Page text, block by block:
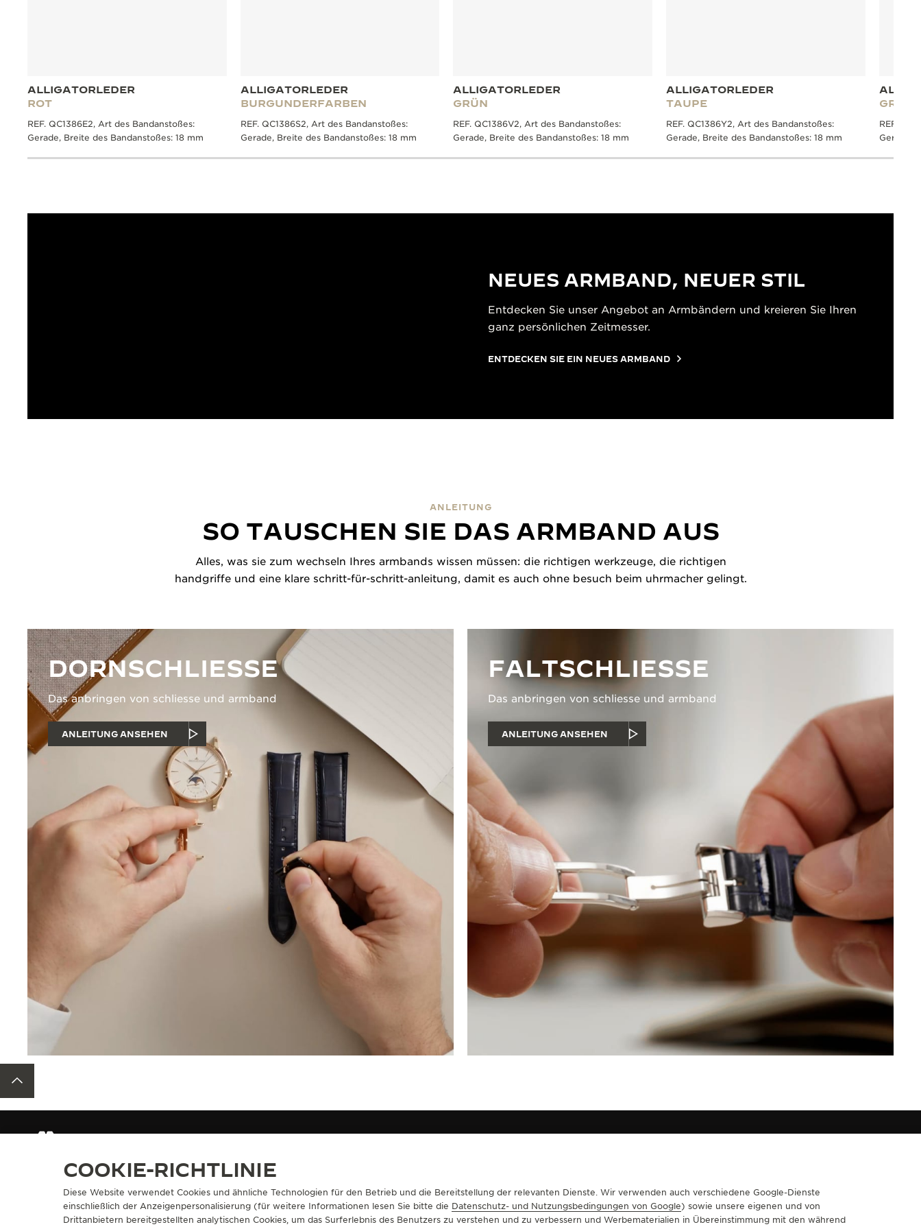
ALLIGATORLEDER
ROT
REF. QC1386E2, Art des Bandanstoßes:
Gerade, Breite des Bandanstoßes: 18 mm
ALLIGATORLEDER
BURGUNDERFARBEN
REF. QC1386S2, Art des Bandanstoßes:
Gerade, Breite des Bandanstoßes: 18 mm
ALLIGATORLEDER
GRÜN
REF. QC1386V2, Art des Bandanstoßes:
Gerade, Breite des Bandanstoßes: 18 mm
ALLIGATORLEDER
TAUPE
REF. QC1386Y2, Art des Bandanstoßes:
Gerade, Breite des Bandanstoßes: 18 mm
GRAU
REF.
Gerade,
NEUES ARMBAND, NEUER STIL
Entdecken Sie unser Angebot an Armbändern und kreieren Sie Ihren
ganz persönlichen Zeitmesser.
ENTDECKEN SIE EIN NEUES ARMBAND
ANLEITUNG
SO TAUSCHEN SIE DAS ARMBAND AUS
Alles, was sie zum wechseln Ihres armbands wissen müssen: die richtigen werkzeuge, die richtigen
handgriffe und eine klare schritt-für-schritt-anleitung, damit es auch ohne besuch beim uhrmacher gelingt.
DORNSCHLIESSE
Das anbringen von schliesse und armband
ANLEITUNG ANSEHEN
FALTSCHLIESSE
Das anbringen von schliesse und armband
ANLEITUNG ANSEHEN
ÜBER UNS
SEIT 1833 EIN MANUFAKTUR-ATELIER
SERVICELEISTUNGEN
E-COMMERCE-LEISTUNGEN
KONTAKTIEREN SIE UNS
BOUTIQUE SUCHEN
FOLGEN SIE UNS
COOKIE-RICHTLINIE
Diese Website verwendet Cookies und ähnliche Technologien für den Betrieb und die Bereitstellung der relevanten Dienste. Wir verwenden auch verschiedene Google-Dienste
einschließlich der Anzeigenpersonalisierung (für weitere Informationen lesen Sie bitte die Datenschutz- und Nutzungsbedingungen von Google) sowie unsere eigenen und von
Drittanbietern bereitgestellten analytischen Cookies, um das Surferlebnis des Benutzers zu verstehen und zu verbessern und Werbematerialien in Übereinstimmung mit den während